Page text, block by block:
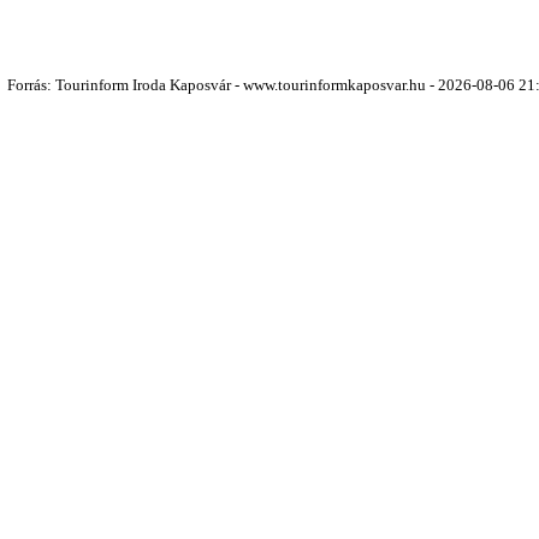
Forrás: Tourinform Iroda Kaposvár - www.tourinformkaposvar.hu - 2026-08-06